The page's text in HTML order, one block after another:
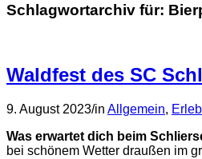
Schlagwortarchiv für:
Waldfest des SC
9. August 2023/in Allgemein,
Was erwartet dich beim
bei schönem Wetter draußen im